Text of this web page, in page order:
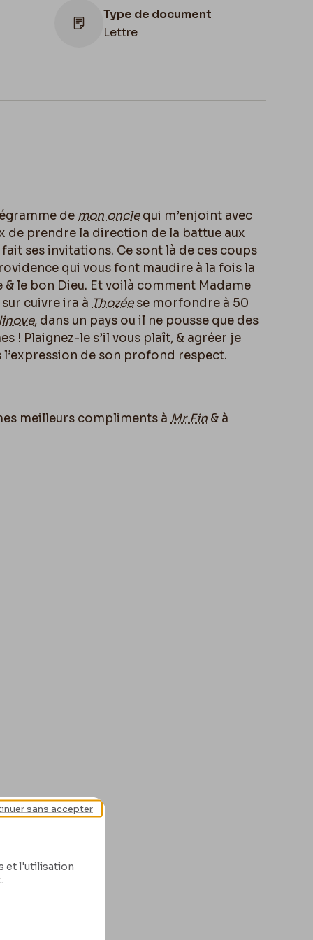
Type de document
Lettre
de mon onclequi m’enjoint avec
de prendre la direction de la battue aux
ses invitations. Ce sont là de ces coups
qui vous font maudire à la fois la
& le bon Dieu. Et voilà comment Madame
cuivre ira à Thozéese morfondre à 50
, dans un pays ou il ne pousse que des
! Plaignez-le s’il vous plaît, & agréer je
l’expression de son profond respect.
meilleurs compliments à Mr Fin & à
et l'utilisation
sans accepter